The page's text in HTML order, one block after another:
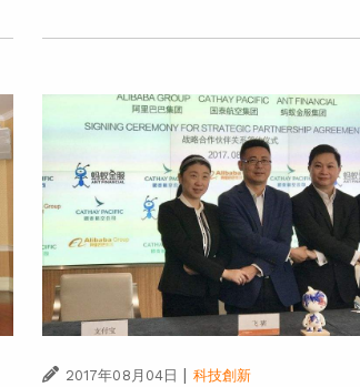
2017年08月04日 | 科技創新